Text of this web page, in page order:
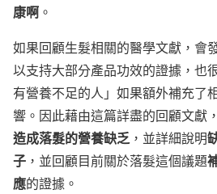
康啊 。
如果回顧生髮相關的醫學文獻，會
以支持大部分產品功效的證據，也
有營養不足的人」如果額外補充了
響。因此藉由這篇詳盡的回顧文獻
造成落髮的營養缺乏，並詳細說明
子 ，並回顧目前關於落髮這個議題
應的證據。